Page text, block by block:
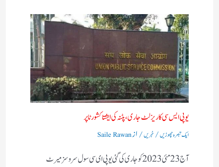
یوپی ایس سی کا ریزلٹ جاری، پٹنہ کی ایشتا کشور ٹاپر
ایک تبصرہ چھوڑیں/ خبریں/ ازSaile Rawan
آج 23 مئی 2023 کو جاری کی گئی یو پی ای سی سول سروسز میرٹ